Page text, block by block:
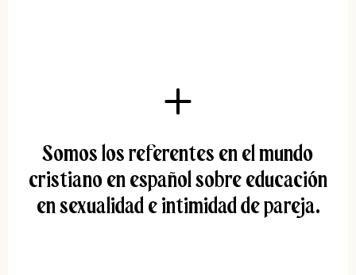
Somos los referentes en el mundo
cristiano en español sobre educación
en sexualidad e intimidad de pareja.